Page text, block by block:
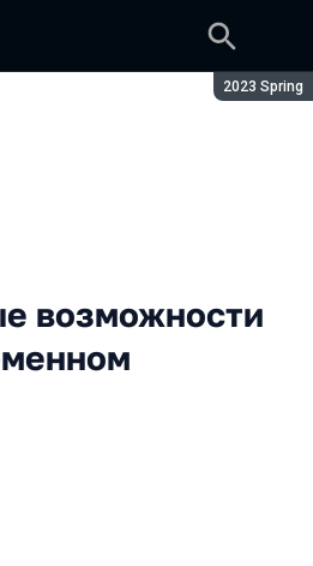
Сезон:
2023 Spring
возможности